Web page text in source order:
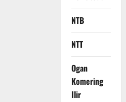
NTB
NTT
Ogan
Komering
Ilir